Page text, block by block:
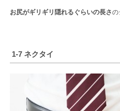
お尻がギリギリ隠れるぐらいの長さの
1-7 ネクタイ